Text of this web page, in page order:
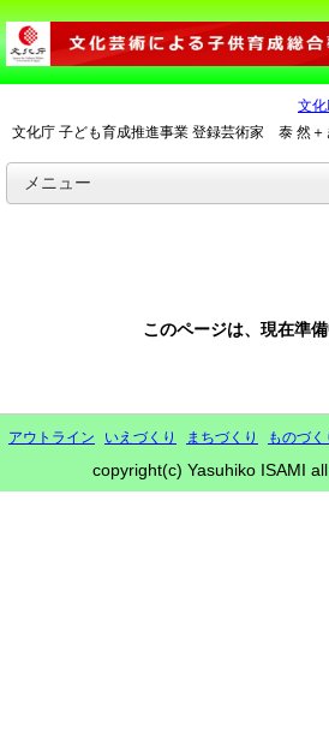
文
文化庁 子ども育成推進事業 登録芸術家 泰 然＋
このページは、現在準備
アウトライン いえづくり まちづくり ものづく
copyright(c) Yasuhiko ISAMI